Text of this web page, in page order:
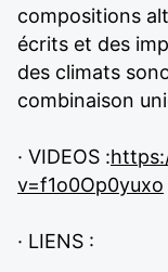
compositions
écrits et des
des climats
combinaison
· VIDEOS :
v=f1o0Op0yuxo
· LIENS :